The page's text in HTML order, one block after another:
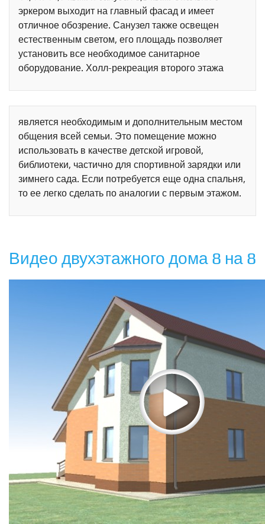
эркером выходит на главный фасад и имеет
отличное обозрение. Санузел также освещен
естественным светом, его площадь позволяет
установить все необходимое санитарное
оборудование. Холл-рекреация второго этажа
является необходимым и дополнительным местом
общения всей семьи. Это помещение можно
использовать в качестве детской игровой,
библиотеки, частично для спортивной зарядки или
зимнего сада. Если потребуется еще одна спальня,
то ее легко сделать по аналогии с первым этажом.
Видео двухэтажного дома 8 на 8